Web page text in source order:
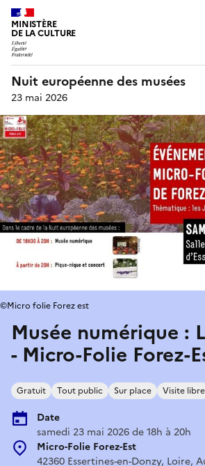
MINISTÈRE
DE LA CULTURE
Nuit européenne des musées
23 mai 2026
Musée numérique :
- Micro-Folie Forez-
Gratuit Tout public Sur place Visite libre
Date
samedi 23 mai 2026 de 18h à 20h
Micro-Folie Forez-Est
42360 Essertines-en-Donzy, Loire,
©Micro folie Forez est